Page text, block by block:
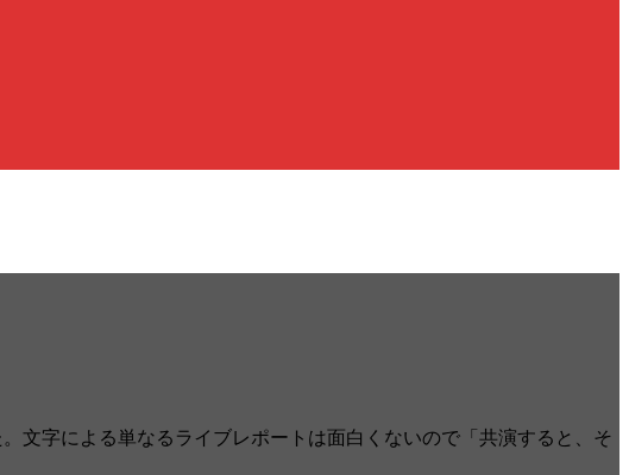
文字による単なるライブレポートは面白くないので「共演すると、そ